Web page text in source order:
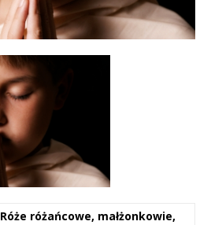
Róże różańcowe, małżonkowie,